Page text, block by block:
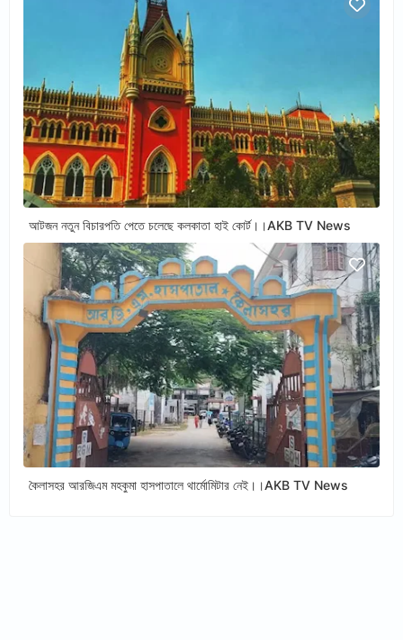
আটজন নতুন বিচারপতি পেতে চলেছে কলকাতা হাই কোর্ট।।AKB TV News
কৈলাসহর আরজিএম মহকুমা হাসপাতালে থার্মোমিটার নেই।।AKB TV News